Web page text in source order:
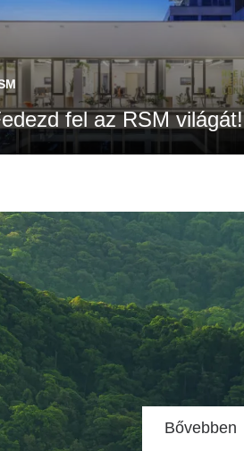
fel az RSM világát!
Bővebben